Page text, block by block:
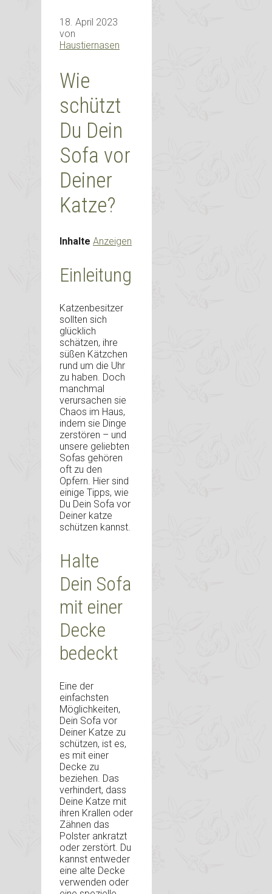
18. April 2023
von
Haustiernasen
Wie
schützt
Du Dein
Sofa vor
Deiner
Katze?
Inhalte Anzeigen
Einleitung
Katzenbesitzer
sollten sich
glücklich
schätzen, ihre
süßen Kätzchen
rund um die Uhr
zu haben. Doch
manchmal
verursachen sie
Chaos im Haus,
indem sie Dinge
zerstören – und
unsere geliebten
Sofas gehören
oft zu den
Opfern. Hier sind
einige Tipps, wie
Du Dein Sofa vor
Deiner katze
schützen kannst.
Halte
Dein Sofa
mit einer
Decke
bedeckt
Eine der
einfachsten
Möglichkeiten,
Dein Sofa vor
Deiner Katze zu
schützen, ist es,
es mit einer
Decke zu
beziehen. Das
verhindert, dass
Deine Katze mit
ihren Krallen oder
Zähnen das
Polster ankratzt
oder zerstört. Du
kannst entweder
eine alte Decke
verwenden oder